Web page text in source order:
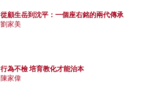
從顧生岳到沈平：一個座右銘的兩代傳承
劉家美
行為不檢 培育教化才能治本
陳家偉